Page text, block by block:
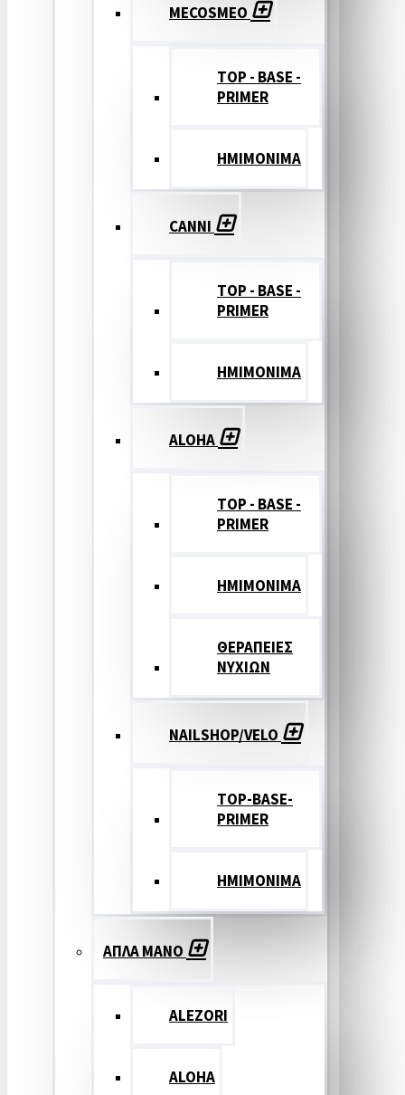
MECOSMEO
TOP - BASE -
PRIMER
ΗΜΙΜΟΝΙΜΑ
CANNI
TOP - BASE -
PRIMER
ΗΜΙΜΟΝΙΜΑ
ALOHA
TOP - BASE -
PRIMER
ΗΜΙΜΟΝΙΜΑ
ΘΕΡΑΠΕΙΕΣ
ΝΥΧΙΩΝ
NAILSHOP/VELO
TOP-BASE-
PRIMER
ΗΜΙΜΟΝΙΜΑ
ΑΠΛΑ ΜΑΝΟ
ALEZORI
ALOHA